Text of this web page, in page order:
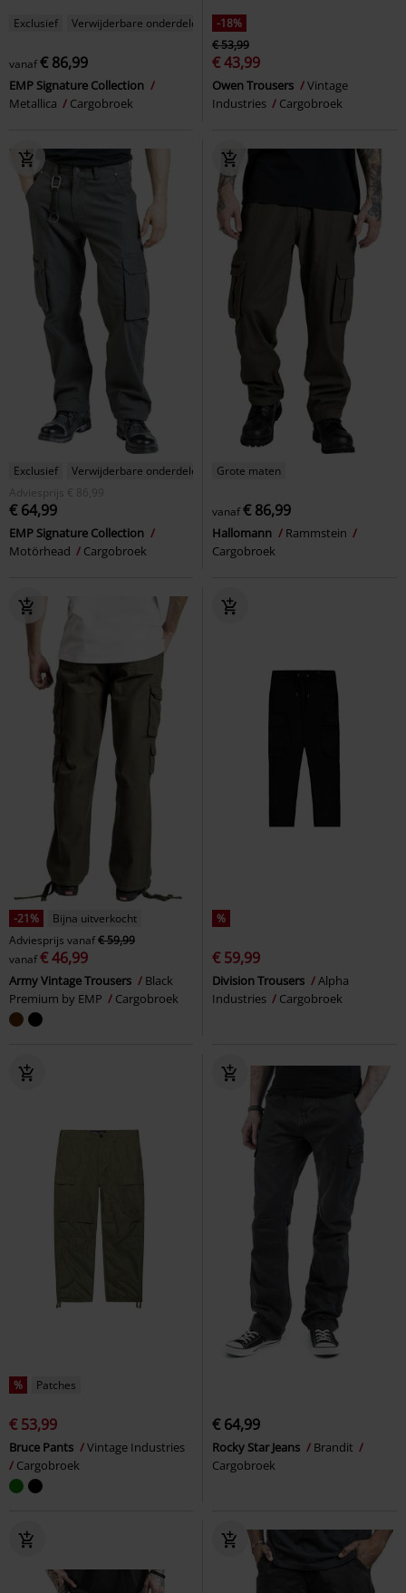
Exclusief Verwijderbare onderdelen
vanaf€ 86,99
EMP Signature Collection
Metallica
Cargobroek
-18%
€ 53,99
€ 43,99
Owen Trousers
Vintage
Industries
Cargobroek
Exclusief
Verwijderbare onderdelen
Adviesprijs
€ 86,99
€ 64,99
EMP Signature Collection
Motörhead
Cargobroek
Grote maten
vanaf€ 86,99
Hallomann
Rammstein
Cargobroek
-21%
Bijna uitverkocht
Adviesprijs vanaf€ 59,99
vanaf€ 46,99
Army Vintage Trousers
Black
Premium by EMP
Cargobroek
%
€ 59,99
Division Trousers
Alpha
Industries
Cargobroek
% Patches
€ 53,99
Bruce Pants
Vintage Industries
Cargobroek
€ 64,99
Rocky Star Jeans
Brandit
Cargobroek